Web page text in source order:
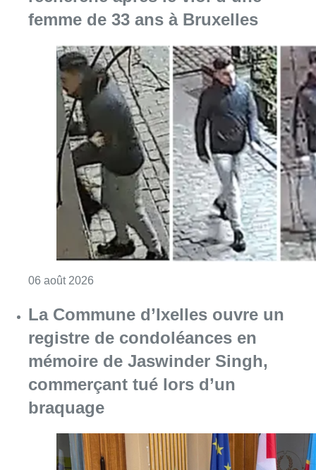
femme de 33 ans à Bruxelles
06 août 2026
La Commune d’Ixelles ouvre un
registre de condoléances en
mémoire de Jaswinder Singh,
commerçant tué lors d’un
braquage